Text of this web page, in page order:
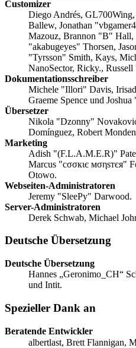
Customizer
Diego Andrés,
Ballew, Jonathan
Mazouz, Brannon "B" Hall,
"akabugeyes" Thorsen,
"Tyrsson" Smith, Kays,
NanoSector, Ricky.,
Dokumentationsschreiber
Michele "Illori" Davis,
Graeme Spence und
Übersetzer
Nikola "Dzonny"
Domínguez, Robert
Marketing
Adish "(F.L.A.M.E.R)"
Marcus "cσσкιє мσηѕтєя"
Otowo.
Webseiten-Administratoren
Jeremy "SleePy" Darwood.
Server-Administratoren
Derek Schwab, Michael
Deutsche Übersetzung
Deutsche Übersetzung
Hannes „Geronimo_CH“
und Intit.
Spezieller Dank an
Beratende Entwickler
albertlast, Brett Flannigan,